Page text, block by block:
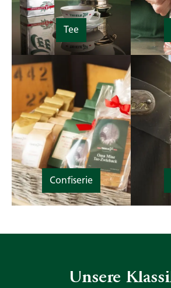
Tee
Confiserie
Unsere